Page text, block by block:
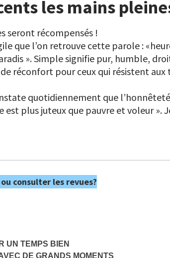
les mains
seront récompensés !
que l’on retrouve cette parole :
». Simple signifie pur, humble,
réconfort pour ceux qui résistent
quotidiennement que
est plus juteux que pauvre et voleur ».
consulter les revues?
UN TEMPS BIEN
DE GRANDS MOMENTS